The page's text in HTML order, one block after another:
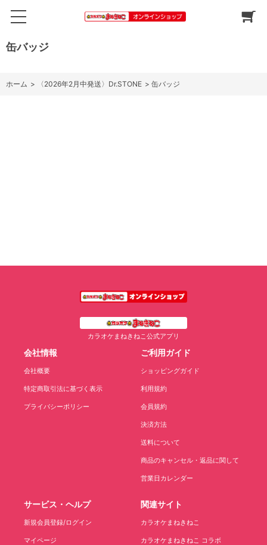
缶バッジ
ホーム > 〈2026年2月中発送〉Dr.STONE > 缶バッジ
カラオケまねきねこ公式アプリ
会社情報
会社概要
特定商取引法に基づく表示
プライバシーポリシー
ご利用ガイド
ショッピングガイド
利用規約
会員規約
決済方法
送料について
商品のキャンセル・返品に関して
営業日カレンダー
サービス・ヘルプ
新規会員登録/ログイン
マイページ
関連サイト
カラオケまねきねこ
カラオケまねきねこ コラボ